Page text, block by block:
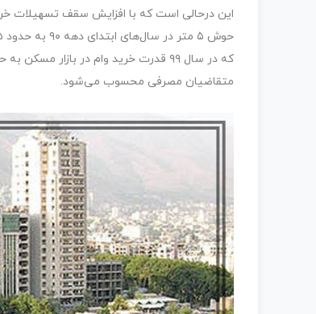
متقاضیان مصرفی محسوب می‌شود.